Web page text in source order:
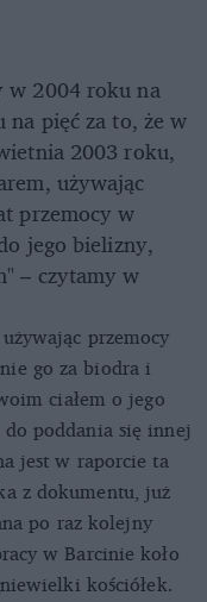
w 2004 roku na
na pięć za to, że w
2003 roku,
używając
przemocy w
jego bielizny,
– czytamy w
przemocy
go za biodra i
ciałem o jego
poddania się innej
jest w raporcie ta
z dokumentu, już
po raz kolejny
w Barcinie koło
kościółek.